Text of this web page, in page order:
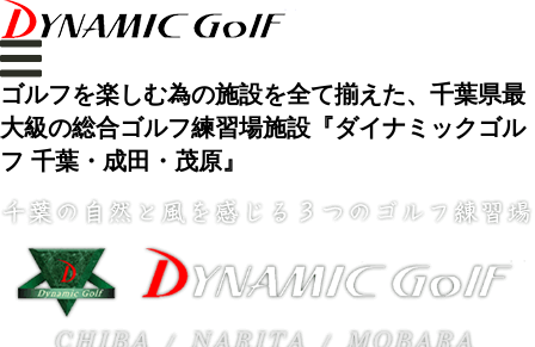
ゴルフを楽しむ為の施設を全て揃えた、千葉県最
大級の総合ゴルフ練習場施設『ダイナミックゴル
フ 千葉・成田・茂原』